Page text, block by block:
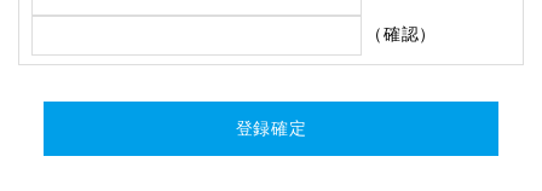
（確認）